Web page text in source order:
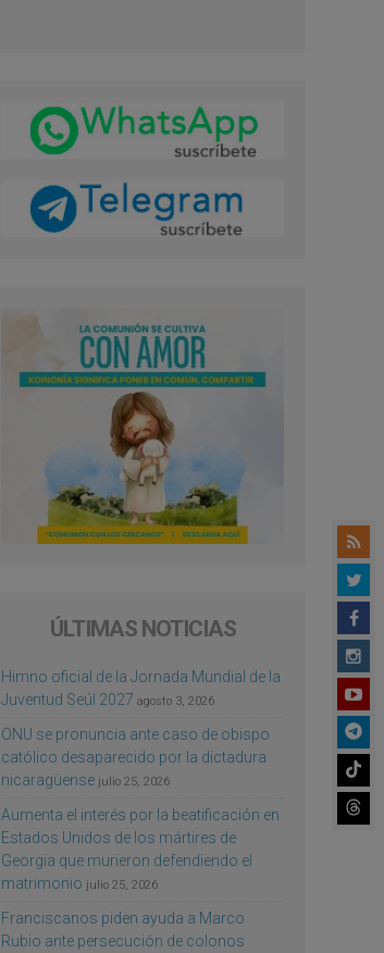
ÚLTIMAS NOTICIAS
Himno oficial de la Jornada Mundial de la
Juventud Seúl 2027 agosto 3, 2026
ONU se pronuncia ante caso de obispo
católico desaparecido por la dictadura
nicaragüense julio 25, 2026
Aumenta el interés por la beatificación en
Estados Unidos de los mártires de
Georgia que murieron defendiendo el
matrimonio julio 25, 2026
Franciscanos piden ayuda a Marco
Rubio ante persecución de colonos